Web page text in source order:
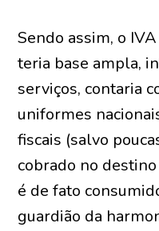
Sendo assim, o
teria base ampla,
serviços, contaria
uniformes
fiscais (salvo
cobrado no
é de fato
guardião da